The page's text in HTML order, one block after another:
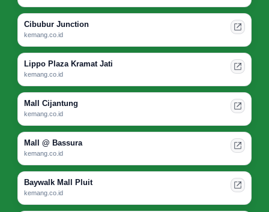
Cibubur Junction
kemang.co.id
Lippo Plaza Kramat Jati
kemang.co.id
Mall Cijantung
kemang.co.id
Mall @ Bassura
kemang.co.id
Baywalk Mall Pluit
kemang.co.id